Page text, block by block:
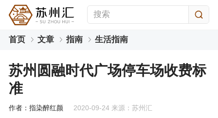
首页 文章 指南 生活指南
苏州圆融时代广场停车场收费标
准
作者：指染醉红颜 2020-09-24 来源：苏州汇